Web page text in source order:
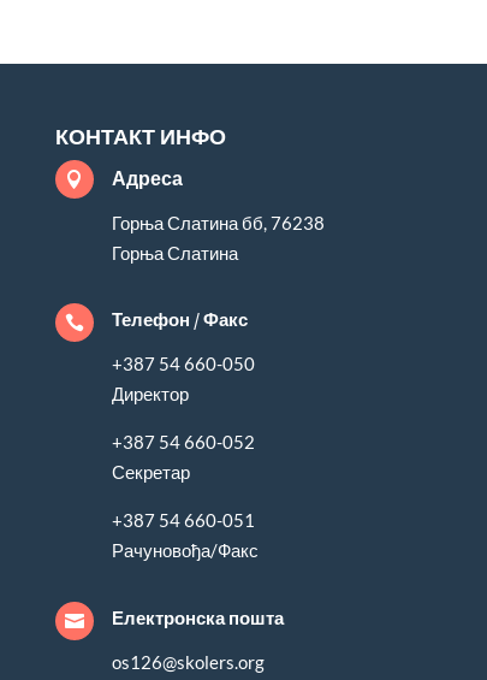
КОНТАКТ ИНФО
 Адреса
Горња Слатина бб, 76238
Горња Слатина
 Телефон / Факс
+387 54 660-050
Директор
+387 54 660-052
Секретар
+387 54 660-051
Рачуновођа/Факс
 Електронска пошта
os126@skolers.org